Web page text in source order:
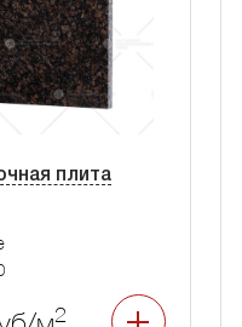
плита
2